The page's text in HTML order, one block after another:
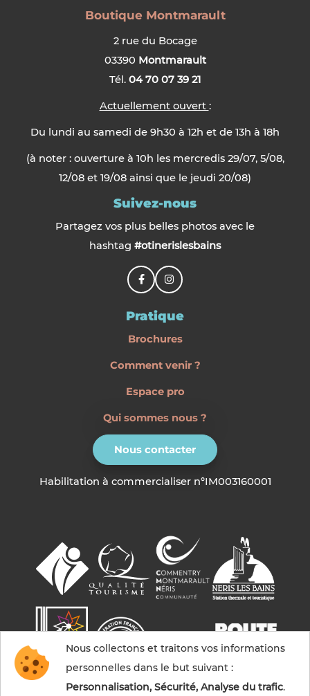
Boutique Montmarault
2 rue du Bocage
03390 Montmarault
Tél. 04 70 07 39 21
Actuellement ouvert :
Du lundi au samedi de 9h30 à 12h et de 13h à 18h
(à noter : ouverture à 10h les mercredis 29/07, 5/08,
12/08 et 19/08 ainsi que le jeudi 20/08)
Suivez-nous
Partagez vos plus belles photos avec le
hashtag #otinerislesbains
Pratique
Brochures
Comment venir ?
Espace pro
Qui sommes nous ?
Nous contacter
Habilitation à commercialiser n°IM003160001
Nous collectons et traitons vos informations
personnelles dans le but suivant :
Personnalisation, Sécurité, Analyse du trafic.